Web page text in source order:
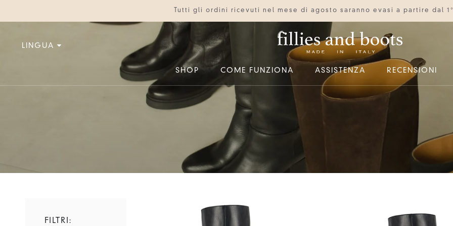
Tutti gli ordini ricevuti nel mese di agosto saranno evasi a partire dal
LINGUA
SHOP
COME FUNZIONA
COME FUNZIONA
ASSISTENZA
ASSISTENZA
RECENSIONI
RECENSIONI
FILTRI: